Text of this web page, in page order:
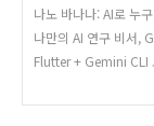
나노 바나나: AI로 누
나만의 AI 연구 비서,
Flutter + Gemini CLI